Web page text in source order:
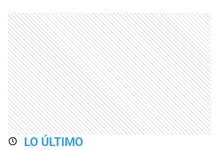
LO ÚLTIMO